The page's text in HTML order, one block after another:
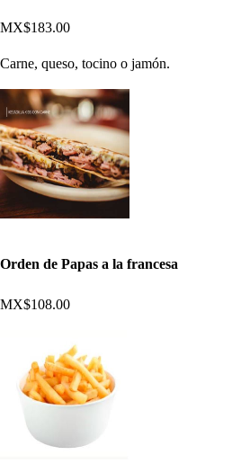
MX$183.00
Carne, queso, tocino o jamón.
Orden de Papas a la francesa
MX$108.00